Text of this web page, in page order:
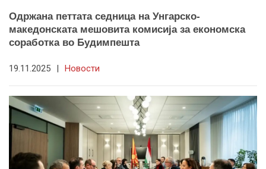
Одржана петтата седница на Унгарско-
македонската мешовита комисија за економска
соработка во Будимпешта
19.11.2025 | Новости